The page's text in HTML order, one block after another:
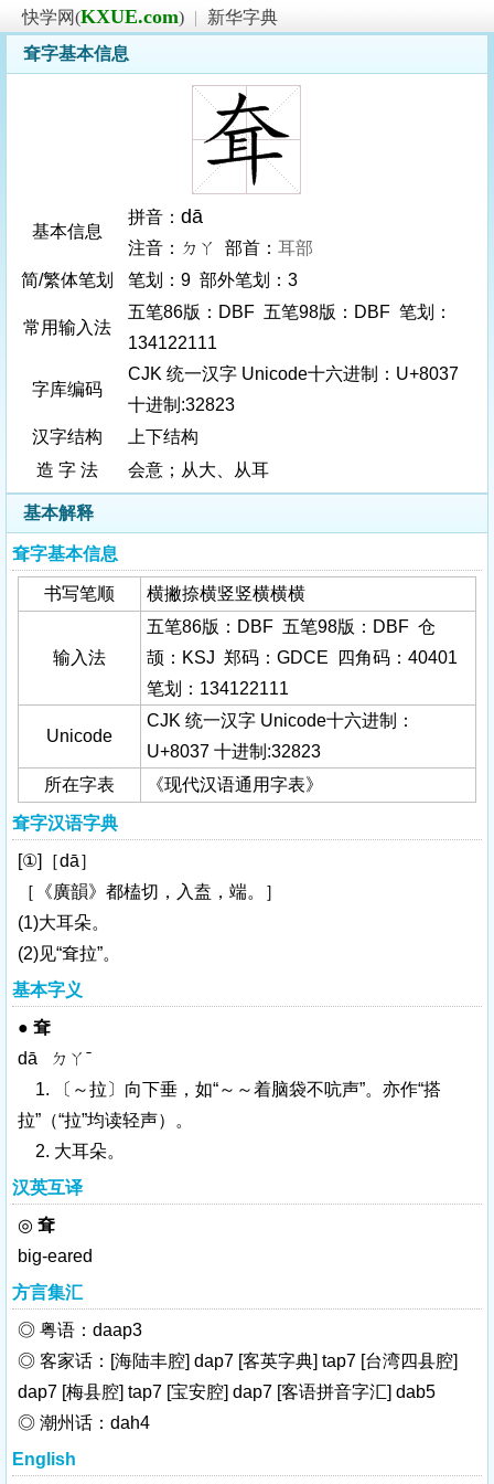
快学网(KXUE.com) |
新华字典
耷字基本信息
基本信息
拼音： dā
注音：ㄉㄚ 部首： 耳部
简/繁体笔划
笔划：9 部外笔划：3
常用输入法
五笔86版：DBF 五笔98版：DBF 笔划：
134122111
字库编码
CJK 统一汉字 Unicode十六进制：U+8037
十进制:32823
汉字结构
上下结构
造 字 法
会意；从大、从耳
基本解释
耷字基本信息
书写笔顺 横撇捺横竖竖横横横
输入法
五笔86版：DBF 五笔98版：DBF 仓
颉：KSJ 郑码：GDCE 四角码：40401
笔划：134122111
Unicode
CJK 统一汉字 Unicode十六进制：
U+8037 十进制:32823
所在字表
《现代汉语通用字表》
耷字汉语字典
[①]［dā］
［《廣韻》都榼切，入盍，端。］
(1)大耳朵。
(2)见“耷拉”。
基本字义
● 耷
dā ㄉㄚˉ
1. 〔～拉〕向下垂，如“～～着脑袋不吭声”。亦作“搭
拉”（“拉”均读轻声）。
2. 大耳朵。
汉英互译
◎ 耷
big-eared
方言集汇
◎ 粤语：daap3
◎ 客家话：[海陆丰腔] dap7 [客英字典] tap7 [台湾四县腔]
dap7 [梅县腔] tap7 [宝安腔] dap7 [客语拼音字汇] dab5
◎ 潮州话：dah4
English